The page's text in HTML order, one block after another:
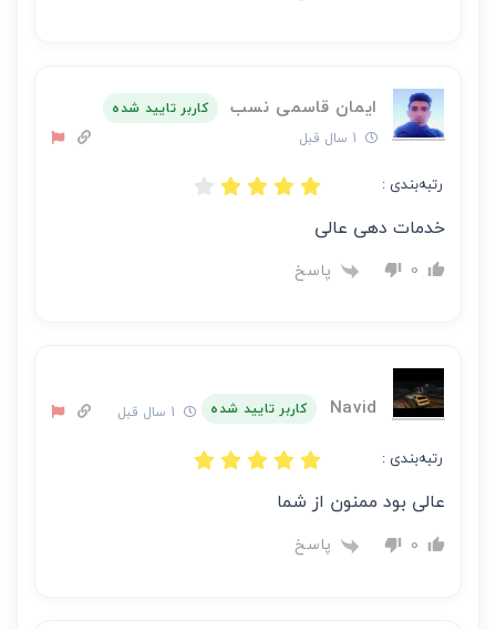
ایمان قاسمی نسب
کاربر تایید شده
رتبه‌بندی :
خدمات دهی عالی
0 پاسخ
Navid کاربر تایید شده
رتبه‌بندی :
عالی بود ممنون از شما
0 پاسخ